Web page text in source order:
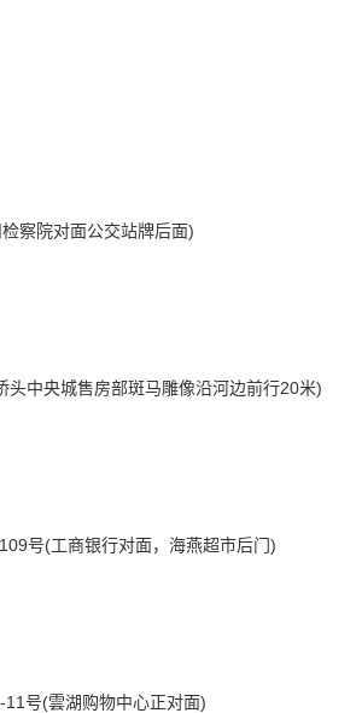
察院对面公交站牌后面)
中央城售房部斑马雕像沿河边前行20米)
号(工商银行对面，海燕超市后门)
号(雲湖购物中心正对面)